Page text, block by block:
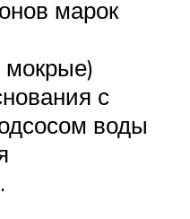
марок
с
воды